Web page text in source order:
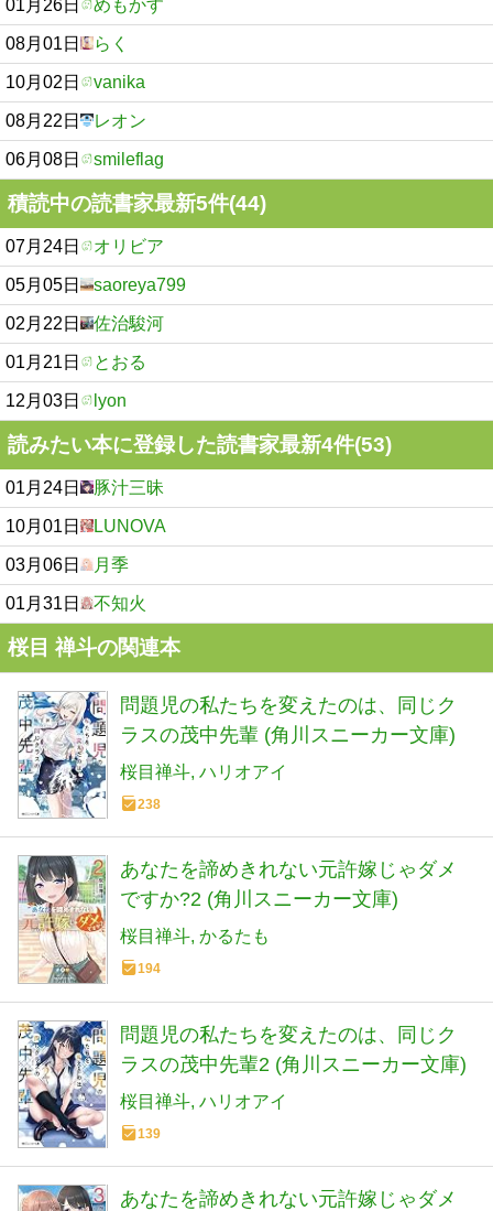
01月26日 めもかす
08月01日 らく
10月02日 vanika
08月22日 レオン
06月08日 smileflag
積読中の読書家最新5件(44)
07月24日 オリビア
05月05日 saoreya799
02月22日 佐治駿河
01月21日 とおる
12月03日 lyon
読みたい本に登録した読書家最新4件(53)
01月24日 豚汁三昧
10月01日 LUNOVA
03月06日 月季
01月31日 不知火
桜目 禅斗の関連本
問題児の私たちを変えたのは、同じク
ラスの茂中先輩 (角川スニーカー文庫)
桜目禅斗 ハリオアイ
238
あなたを諦めきれない元許嫁じゃダメ
ですか?2 (角川スニーカー文庫)
桜目禅斗 かるたも
194
問題児の私たちを変えたのは、同じク
ラスの茂中先輩2 (角川スニーカー文庫)
桜目禅斗 ハリオアイ
139
あなたを諦めきれない元許嫁じゃダメ